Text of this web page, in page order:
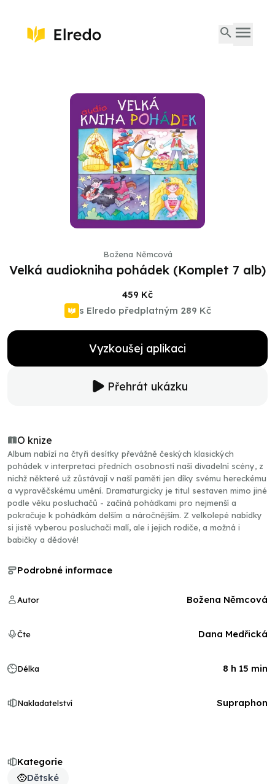
Božena Němcová
Velká audiokniha pohádek (Komplet 7 alb)
459 Kč
s Elredo předplatným 289 Kč
Vyzkoušej aplikaci
Přehrát ukázku
O knize
Album nabízí na čtyři desítky převážně českých klasických
pohádek v interpretaci předních osobností naší divadelní scény, z
nichž některé už zůstávají v naší paměti jen díky svému hereckému
a vypravěčskému umění. Dramaturgicky je titul sestaven mimo jiné
podle věku posluchačů - začíná pohádkami pro nejmenší a
pokračuje k pohádkám delším a náročnějším. Z velkolepé nabídky
si jistě vyberou posluchači malí, ale i jejich rodiče, a možná i
babičky a dědové!
Kategorie
Dětské
Podrobné informace
Autor Božena Němcová
Čte Dana Medřická
Délka 8 h 15 min
Nakladatelství Supraphon